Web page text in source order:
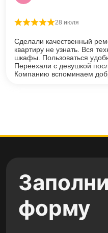
Оценка5из 5
28 июля
Сделали качественный
квартиру не узнать. Вся
шкафы. Пользоваться
Переехали с девушкой
Компанию вспоминаем
форму